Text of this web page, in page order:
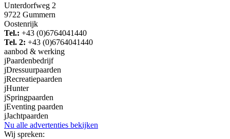
Unterdorfweg 2
9722 Gummern
Oostenrijk
Tel.: +43 (0)6764041440
Tel. 2: +43 (0)6764041440
aanbod & werking
jPaardenbedrijf
jDressuurpaarden
jRecreatiepaarden
jHunter
jSpringpaarden
jEventing paarden
jJachtpaarden
Nu alle advertenties bekijken
Wij spreken: